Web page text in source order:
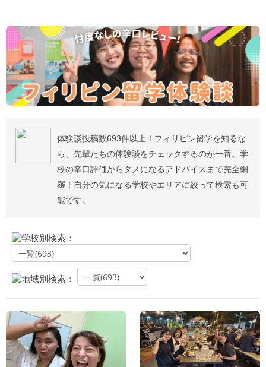
体験談投稿数693件以上！フィリピン留学を知るな
ら、先輩たちの体験談をチェックするのが一番。学
校の辛口評価からタメになるアドバイスまで完全網
羅！自分の気になる学校やエリアに絞って検索も可
能です。
学校別検索：
地域別検索：